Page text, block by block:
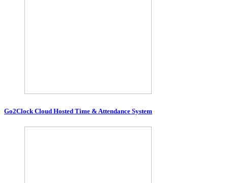
Go2Clock Cloud Hosted Time & Attendance System